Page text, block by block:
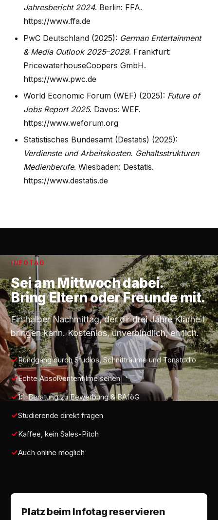
Jahresbericht 2024. Berlin: FFA.
https://www.ffa.de
PwC Deutschland (2025): German Entertainment
& Media Outlook 2025–2029. Frankfurt:
PricewaterhouseCoopers GmbH.
https://www.pwc.de
World Economic Forum (WEF) (2025): Future of
Jobs Report 2025. Davos: WEF.
https://www.weforum.org
Statistisches Bundesamt (Destatis) (2025):
Verdienste und Arbeitskosten. Gehaltsstrukturen
Medienberufe. Wiesbaden: Destatis.
https://www.destatis.de
INFOTAG
Sei amMittwochdabei.
Bring Eltern oder Freunde mit.
Ein halber Nachmittag, der dir drei Jahre Klarheit
bringen kann. Kostenlos, unverbindlich, ehrlich.
Rundgang durch Studios, Schnitträume und Tonstudio
Echte Absolventenfilme sehen
1:1-Beratung zu Bewerbung & BAföG
Studierende direkt fragen
Kaffee, kein Sales-Pitch
Auch online möglich
Platz beim Infotag reservieren